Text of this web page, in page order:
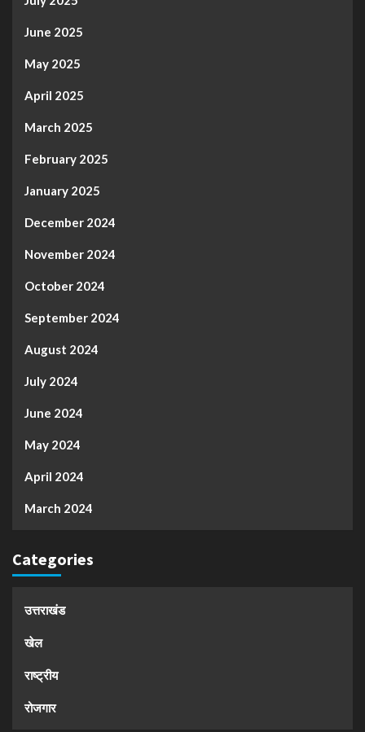
June 2025
May 2025
April 2025
March 2025
February 2025
January 2025
December 2024
November 2024
October 2024
September 2024
August 2024
July 2024
June 2024
May 2024
April 2024
March 2024
Categories
उत्तराखंड
खेल
राष्ट्रीय
रोजगार